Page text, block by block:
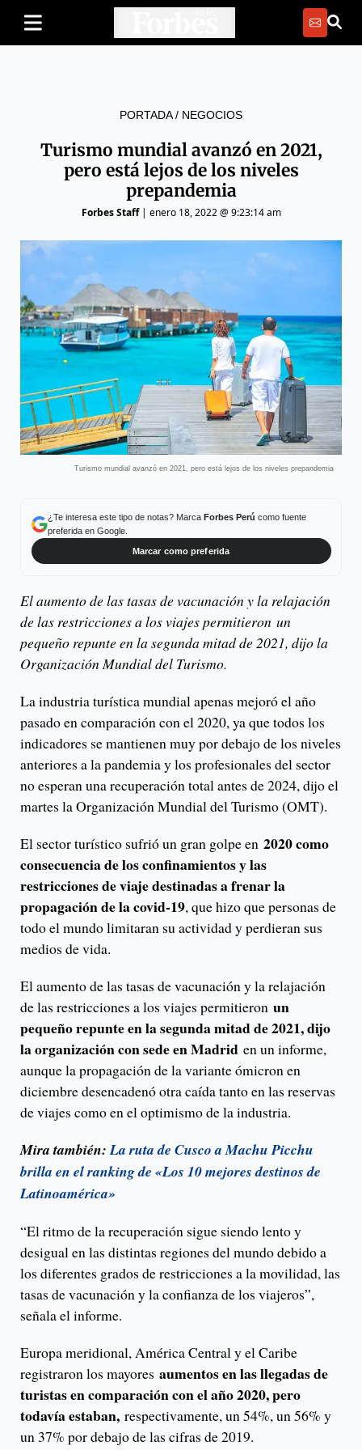
PORTADA/ NEGOCIOS
Turismo mundial avanzó en 2021,
pero está lejos de los niveles
prepandemia
Forbes Staff| enero 18, 2022 @ 9:23:14 am
Turismo mundial avanzó en 2021, pero está lejos de los niveles prepandemia
¿Te interesa este tipo de notas? Marca Forbes Perú como fuente
preferida en Google.
Marcar como preferida
El aumento de las tasas de vacunación y la relajación
de las restricciones a los viajes permitieron un
pequeño repunte en la segunda mitad de 2021, dijo la
Organización Mundial del Turismo.
La industria turística mundial apenas mejoró el año
pasado en comparación con el 2020, ya que todos los
indicadores se mantienen muy por debajo de los niveles
anteriores a la pandemia y los profesionales del sector
no esperan una recuperación total antes de 2024, dijo el
martes la Organización Mundial del Turismo (OMT).
El sector turístico sufrió un gran golpe en 2020 como
consecuencia de los confinamientos y las
restricciones de viaje destinadas a frenar la
propagación de la covid-19, que hizo que personas de
todo el mundo limitaran su actividad y perdieran sus
medios de vida.
El aumento de las tasas de vacunación y la relajación
de las restricciones a los viajes permitieron un
pequeño repunte en la segunda mitad de 2021, dijo
la organización con sede en Madrid en un informe,
aunque la propagación de la variante ómicron en
diciembre desencadenó otra caída tanto en las reservas
de viajes como en el optimismo de la industria.
Mira también:La ruta de Cusco a Machu Picchu
brilla en el ranking de «Los 10 mejores destinos de
Latinoamérica»
“El ritmo de la recuperación sigue siendo lento y
desigual en las distintas regiones del mundo debido a
los diferentes grados de restricciones a la movilidad, las
tasas de vacunación y la confianza de los viajeros”,
señala el informe.
Europa meridional, América Central y el Caribe
registraron los mayores aumentos en las llegadas de
turistas en comparación con el año 2020, pero
todavía estaban, respectivamente, un 54%, un 56% y
un 37% por debajo de las cifras de 2019.